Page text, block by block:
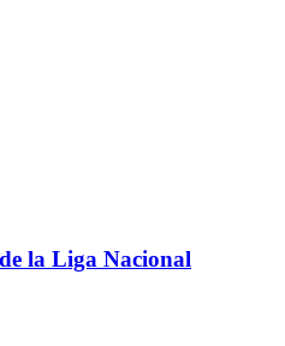
la Liga Nacional